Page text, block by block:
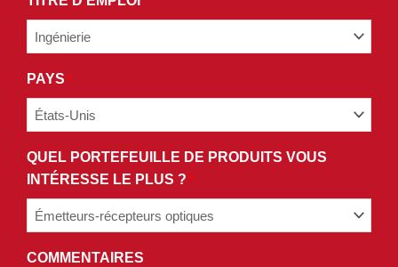
PAYS *
QUEL PORTEFEUILLE DE PRODUITS VOUS
INTÉRESSE LE PLUS ? *
COMMENTAIRES
POLITIQUE
DE
CONFIDENTIALITÉ.